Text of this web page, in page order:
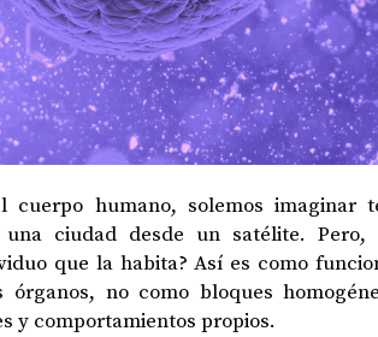
cuerpo humano, solemos imaginar
ciudad desde un satélite. Pero,
que la habita? Así es como
no como bloques
y comportamientos propios.